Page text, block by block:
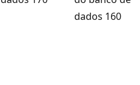
dados 160